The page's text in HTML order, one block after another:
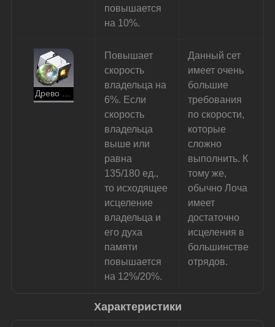
повышается
на 10%.
Повышает
скорость
владельца на
6%. Если
скорость
владельца
выше или
равна
135/180 ед.,
то исходящее
исцеление
владельца и
его духа
памяти
повышается
на 12%/20%.
Данный сет
имеет очень
большие
требования
по скорости,
которые
сложно
выполнить. К
тому же,
обычно Лоча
имеет
достаточно
исцеления в
большинстве
отрядов.
Характеристики